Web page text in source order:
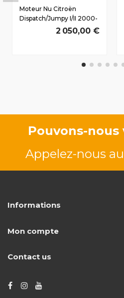
Moteur Nu Citroën
Dispatch/Jumpy I/II 2000-
2007 2.0 D HDi 162 050,00 €
Pouvons-nous
Appelez-nous au
Informations
Mon compte
Contact us